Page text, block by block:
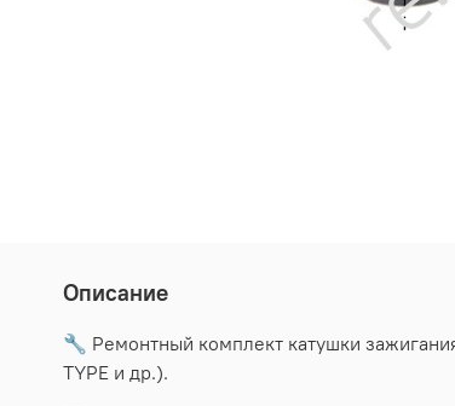
Описание
🔧 Ремонтный комплект катушки
TYPE и др.).